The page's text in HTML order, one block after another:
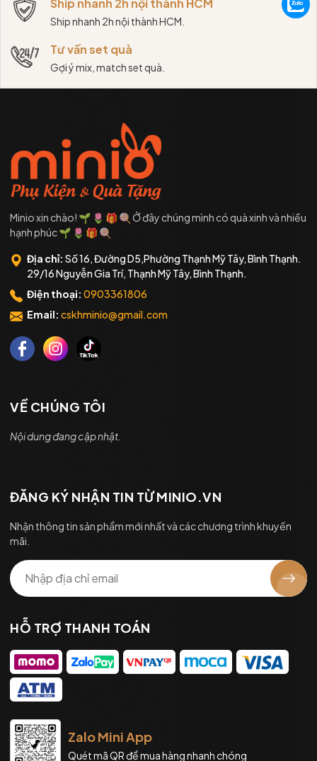
Ship nhanh 2h nội thành HCM
Ship nhanh 2h nội thành HCM.
Tư vấn set quà
Gợi ý mix, match set quà.
Minio xin chào! 🌱 🌷 🎁 🍭 Ở đây chúng mình có quà xinh và nhiều
hạnh phúc 🌱 🌷 🎁 🍭
Địa chỉ: Số 16, Đường D5,Phường Thạnh Mỹ Tây, Bình Thạnh.
29/16 Nguyễn Gia Trí, Thạnh Mỹ Tây, Bình Thạnh.
Điện thoại: 0903361806
Email: cskhminio@gmail.com
VỀ CHÚNG TÔI
Nội dung đang cập nhật.
ĐĂNG KÝ NHẬN TIN TỪ MINIO.VN
Nhận thông tin sản phẩm mới nhất và các chương trình khuyến
mãi.
HỖ TRỢ THANH TOÁN
Zalo Mini App
Quét mã QR để mua hàng nhanh chóng